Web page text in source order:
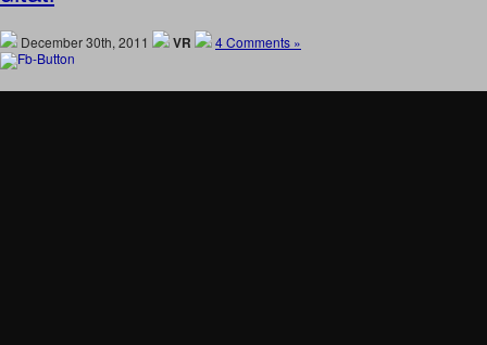
December 30th, 2011 VR 4 Comments »